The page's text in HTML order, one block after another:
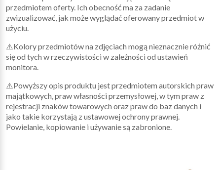
przedmiotem oferty. Ich obecność ma za zadanie
zwizualizować, jak może wyglądać oferowany przedmiot w
użyciu.
⚠️Kolory przedmiotów na zdjęciach mogą nieznacznie różnić
się od tych w rzeczywistości w zależności od ustawień
monitora.
⚠️Powyższy opis produktu jest przedmiotem autorskich praw
majątkowych, praw własności przemysłowej, w tym praw z
rejestracji znaków towarowych oraz praw do baz danych i
jako takie korzystają z ustawowej ochrony prawnej.
Powielanie, kopiowanie i używanie są zabronione.